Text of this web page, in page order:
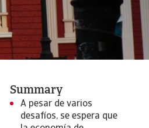
Summary
A pesar de varios
desafíos, se espera que